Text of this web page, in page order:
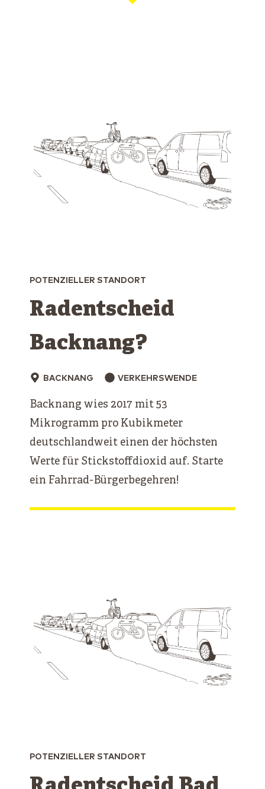
POTENZIELLER STANDORT
Radentscheid
Backnang?
BACKNANG VERKEHRSWENDE
Backnang wies 2017 mit 53
Mikrogramm pro Kubikmeter
deutschlandweit einen der höchsten
Werte für Stickstoffdioxid auf. Starte
ein Fahrrad-Bürgerbegehren!
POTENZIELLER STANDORT